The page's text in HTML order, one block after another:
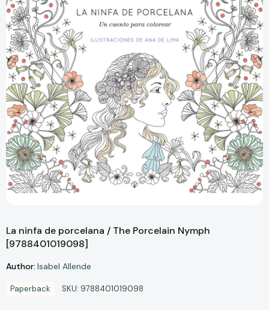
La ninfa de porcelana / The Porcelain Nymph
[9788401019098]
Author: Isabel Allende
Paperback SKU: 9788401019098